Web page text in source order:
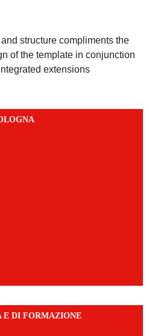
structure compliments the
of the template in conjunction
extensions
E DI FORMAZIONE